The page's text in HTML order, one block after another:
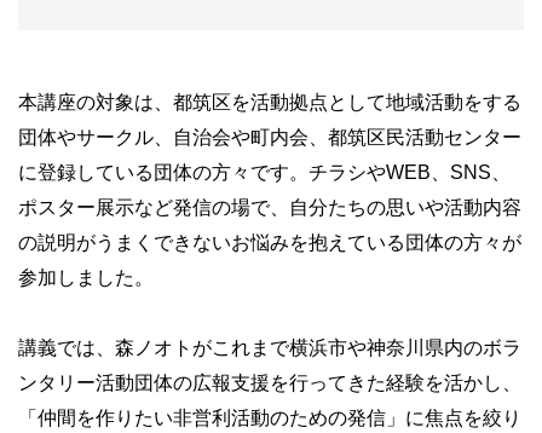
本講座の対象は、都筑区を活動拠点として地域活動をする
団体やサークル、自治会や町内会、都筑区民活動センター
に登録している団体の方々です。チラシやWEB SNS
ポスター展示など発信の場で、自分たちの思いや活動内容
の説明がうまくできないお悩みを抱えている団体の方々が
参加しました。
講義では、森ノオトがこれまで横浜市や神奈川県内のボラ
ンタリー活動団体の広報支援を行ってきた経験を活かし、
「仲間を作りたい非営利活動のための発信」に焦点を絞り